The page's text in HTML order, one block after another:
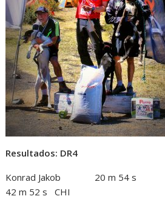
Resultados: DR4
Konrad Jakob 20 m
42 m 52 s CHI